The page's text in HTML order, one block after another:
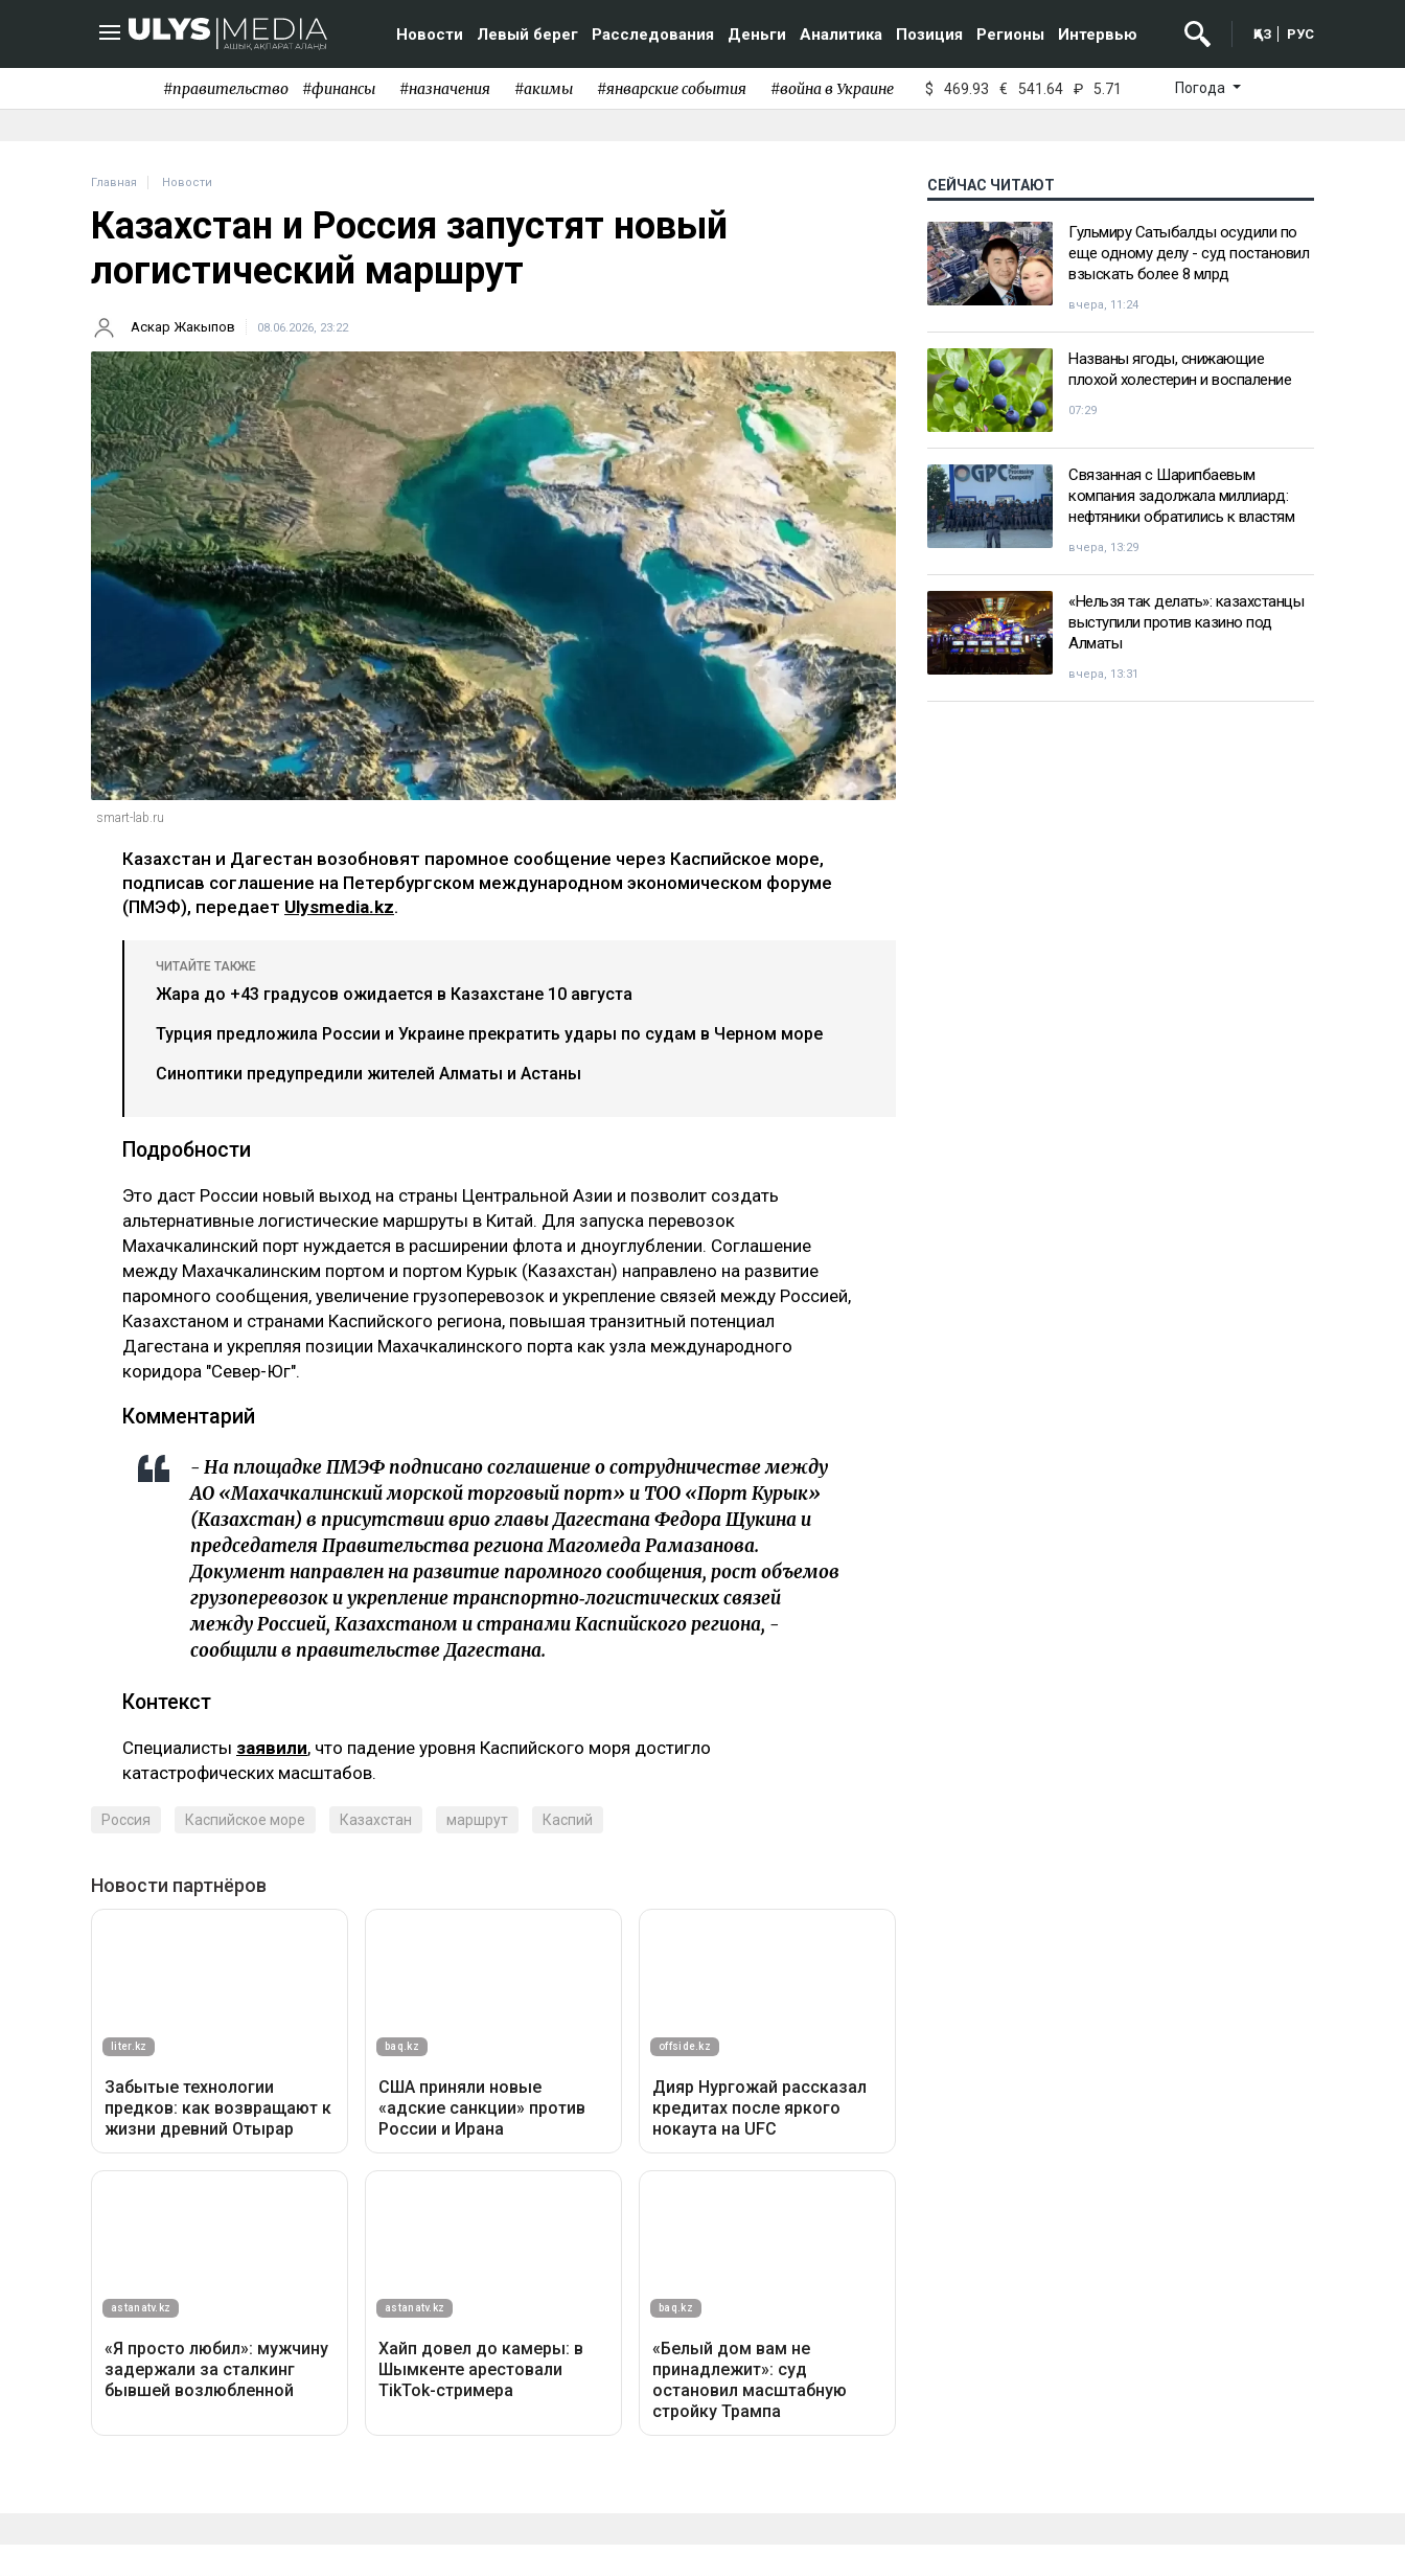
Новости Левый берег Расследования Деньги Аналитика Позиция Регионы Интервью ҚАЗ РУС
#правительство #финансы #назначения #акимы #январские события #война в Украине $ 469.93 € 541.64 ₽ 5.71 Погода
Главная Новости
Казахстан и Россия запустят новый
логистический маршрут
Аскар Жакыпов 08.06.2026, 23:22
smart-lab.ru
Казахстан и Дагестан возобновят паромное сообщение через Каспийское море,
подписав соглашение на Петербургском международном экономическом форуме
(ПМЭФ), передает Ulysmedia.kz.
ЧИТАЙТЕ ТАКЖЕ
Жара до +43 градусов ожидается в Казахстане 10 августа
Турция предложила России и Украине прекратить удары по судам в Черном море
Синоптики предупредили жителей Алматы и Астаны
Подробности
Это даст России новый выход на страны Центральной Азии и позволит создать
альтернативные логистические маршруты в Китай. Для запуска перевозок
Махачкалинский порт нуждается в расширении флота и дноуглублении. Соглашение
между Махачкалинским портом и портом Курык (Казахстан) направлено на развитие
паромного сообщения, увеличение грузоперевозок и укрепление связей между Россией,
Казахстаном и странами Каспийского региона, повышая транзитный потенциал
Дагестана и укрепляя позиции Махачкалинского порта как узла международного
коридора "Север-Юг".
Комментарий
- На площадке ПМЭФ подписано соглашение о сотрудничестве между
АО «Махачкалинский морской торговый порт» и ТОО «Порт Курык»
(Казахстан) в присутствии врио главы Дагестана Федора Щукина и
председателя Правительства региона Магомеда Рамазанова.
Документ направлен на развитие паромного сообщения, рост объемов
грузоперевозок и укрепление транспортно‑логистических связей
между Россией, Казахстаном и странами Каспийского региона, -
сообщили в правительстве Дагестана.
Контекст
Специалисты заявили, что падение уровня Каспийского моря достигло
катастрофических масштабов.
Россия Каспийское море Казахстан маршрут Каспий
СЕЙЧАС ЧИТАЮТ
Гульмиру Сатыбалды осудили по
еще одному делу - суд постановил
взыскать более 8 млрд
вчера, 11:24
Названы ягоды, снижающие
плохой холестерин и воспаление
07:29
Связанная с Шарипбаевым
компания задолжала миллиард:
нефтяники обратились к властям
вчера, 13:29
«Нельзя так делать»: казахстанцы
выступили против казино под
Алматы
вчера, 13:31